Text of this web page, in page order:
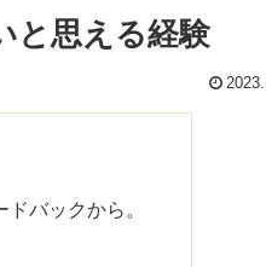
と思える経験
バックから。